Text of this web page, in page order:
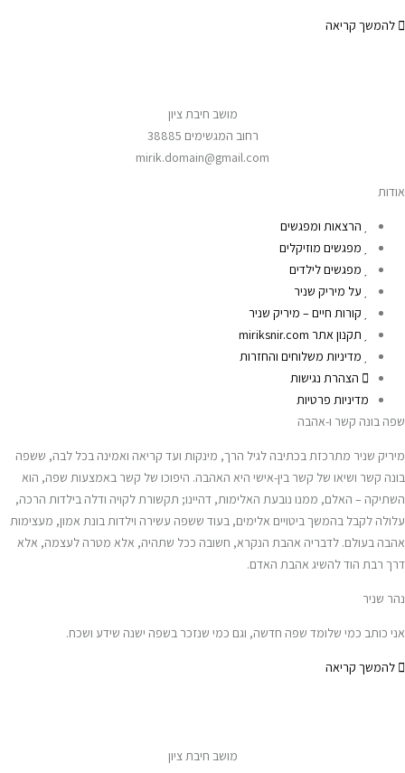
להמשך קריאה
מושב חיבת ציון
רחוב המגשימים 38885
mirik.domain@gmail.com
אודות
הרצאות ומפגשים
מפגשים מוזיקלים
מפגשים לילדים
על מיריק שניר
קורות חיים – מיריק שניר
תקנון אתר miriksnir.com
מדיניות משלוחים והחזרות
הצהרת נגישות
מדיניות פרטיות
שפה בונה קשר ו-אהבה
מיריק שניר מתרכזת בכתיבה לגיל הרך, מינקות ועד קריאה ואמינה בכל לבה, ששפה
בונה קשר ושיאו של קשר בין-אישי היא האהבה. היפוכו של קשר באמצעות שפה, הוא
השתיקה – האלם, ממנו נובעת האלימות, דהיינו; תקשורת לקויה ודלה בילדות הרכה,
עלולה לקבל בהמשך ביטויים אלימים, בעוד ששפה עשירה וילדות בונת אמון, מעצימות
אהבה בעולם. לדבריה אהבת הנקרא, חשובה ככל שתהיה, אלא מטרה לעצמה, אלא
דרך רבת הוד להשיג אהבת האדם.
נהר שניר
אני כותב כמי שלומד שפה חדשה, וגם כמי שנזכר בשפה ישנה שידע ושכח.
להמשך קריאה
מושב חיבת ציון